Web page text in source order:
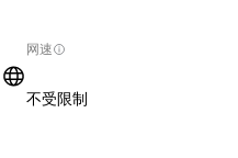
网速
不受限制